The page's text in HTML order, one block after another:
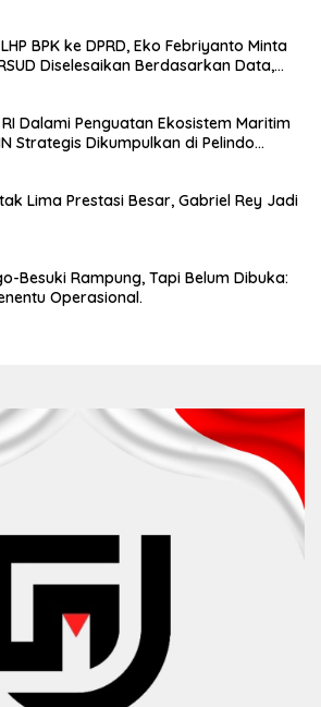
BPK ke DPRD, Eko Febriyanto Minta
Diselesaikan Berdasarkan Data,
RI Dalami Penguatan Ekosistem Maritim
Strategis Dikumpulkan di Pelindo
Lima Prestasi Besar, Gabriel Rey Jadi
Besuki Rampung, Tapi Belum Dibuka:
Operasional.